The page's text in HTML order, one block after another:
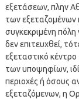
εξετάσεων, πλην
των εξεταζομένων
συγκεκριμένη
δεν επιτευχθεί,
εξεταστικό
των υποψηφίων,
περιοχές ή όσους
εξεταζόμενων, η